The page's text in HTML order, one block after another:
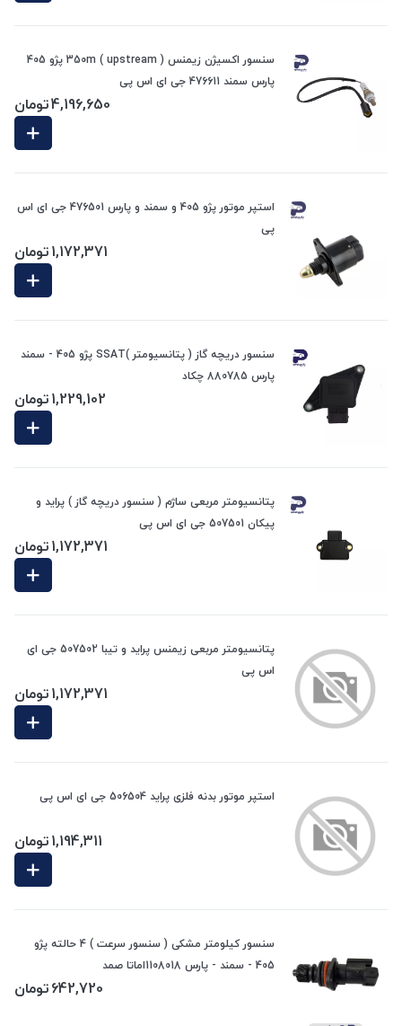
سنسور اکسیژن زیمنس 350m ( upstream ) پژو 405
پارس سمند 476611 جی ای اس پی
4,196,650تومان
استپر موتور پژو 405 و سمند و پارس 476501 جی ای اس
پی
1,172,371تومان
سنسور دریچه گاز ( پتانسیومتر )SSAT پژو 405 - سمند
پارس 880785 چکاد
1,229,102تومان
پتانسیومتر مربعی ساژم ( سنسور دریچه گاز ) پراید و
پیکان 507501 جی ای اس پی
1,172,371تومان
پتانسیومتر مربعی زیمنس پراید و تیبا 507502 جی ای
اس پی
1,172,371تومان
استپر موتور بدنه فلزی پراید 506504 جی ای اس پی
1,194,311تومان
سنسور کیلومتر مشکی ( سنسور سرعت ) 4 حالته پژو
405 - سمند - پارس 1108018اماتا صمد
642,720تومان